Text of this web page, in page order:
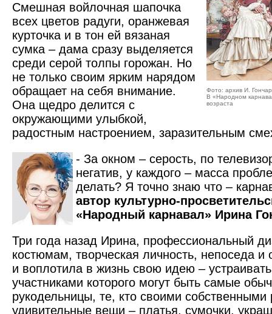
Фото: архив И.
В «Народном
возраста
Смешная войлочная шапочка
всех цветов радуги, оранжевая
курточка и в тон ей вязаная
сумка – дама сразу выделяется
среди серой толпы горожан. Но
не только своим ярким нарядом
обращает на себя внимание.
Она щедро делится с
окружающими улыбкой,
радостным настроением, заразительным
- За окном – серость, по
негатив, у каждого – масса
делать? Я точно знаю что –
автор культурно-
«Народный карнавал» Ирина
Три года назад Ирина, профессиональный
костюмам, творческая личность, непоседа и
и воплотила в жизнь свою идею –
участниками которого могут быть самые
рукодельницы, те, кто своими собственными
удивительные вещи – платья, сумочки,